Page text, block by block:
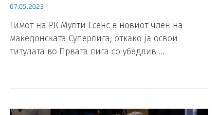
07.05.2023
Тимот на РК Мулти Есенс е новиот член на
македонската Суперлига, откако ја освои
титулата во Првата лига со убедлив …